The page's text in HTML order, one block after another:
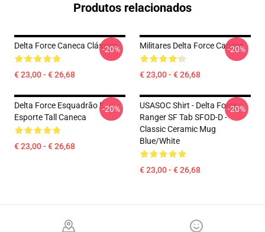
Produtos relacionados
Delta Force Caneca Clássica
€ 23,00 - € 26,68
-20% Militares Delta Force Caneca
€ 23,00 - € 26,68
-20%
Delta Force Esquadrão E
Esporte Tall Caneca
€ 23,00 - € 26,68
-20%
USASOC Shirt - Delta Force -
Ranger SF Tab SFOD-D -
Classic Ceramic Mug
Blue/White
€ 23,00 - € 26,68
-20%